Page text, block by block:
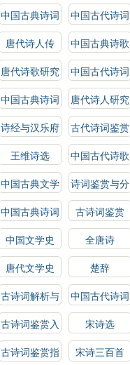
赏辞典
中国古典诗词
鉴赏辞典
中国古代诗词
鉴赏
唐代诗人传
中国古典诗歌
鉴赏辞典
唐代诗歌研究
中国古代诗词
研究
中国古典诗词
赏析
唐代诗人研究
诗经与汉乐府 古代诗词鉴赏
王维诗选
中国古代诗歌
史
中国古典文学
史
诗词鉴赏与分
析
中国古典诗词
研究
古诗词鉴赏
中国文学史 全唐诗
唐代文学史 楚辞
古诗词解析与
鉴赏
中国古代诗词
概论
古诗词鉴赏入
门
宋诗选
古诗词鉴赏指
宋诗三百首